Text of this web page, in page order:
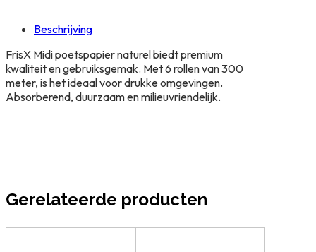
meter
aantal
Beschrijving
FrisX Midi poetspapier naturel biedt premium
kwaliteit en gebruiksgemak. Met 6 rollen van 300
meter, is het ideaal voor drukke omgevingen.
Absorberend, duurzaam en milieuvriendelijk.
Gerelateerde producten